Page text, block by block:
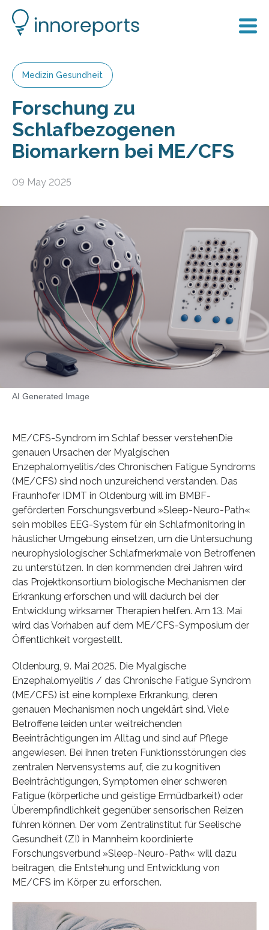
Medizin Gesundheit
Forschung zu
Schlafbezogenen
Biomarkern bei ME/CFS
09 May 2025
AI Generated Image
ME/CFS-Syndrom im Schlaf besser verstehenDie
genauen Ursachen der Myalgischen
Enzephalomyelitis/des Chronischen Fatigue Syndroms
(ME/CFS) sind noch unzureichend verstanden. Das
Fraunhofer IDMT in Oldenburg will im BMBF-
geförderten Forschungsverbund »Sleep-Neuro-Path«
sein mobiles EEG-System für ein Schlafmonitoring in
häuslicher Umgebung einsetzen, um die Untersuchung
neurophysiologischer Schlafmerkmale von Betroffenen
zu unterstützen. In den kommenden drei Jahren wird
das Projektkonsortium biologische Mechanismen der
Erkrankung erforschen und will dadurch bei der
Entwicklung wirksamer Therapien helfen. Am 13. Mai
wird das Vorhaben auf dem ME/CFS-Symposium der
Öffentlichkeit vorgestellt.
Oldenburg, 9. Mai 2025. Die Myalgische
Enzephalomyelitis / das Chronische Fatigue Syndrom
(ME/CFS) ist eine komplexe Erkrankung, deren
genauen Mechanismen noch ungeklärt sind. Viele
Betroffene leiden unter weitreichenden
Beeinträchtigungen im Alltag und sind auf Pflege
angewiesen. Bei ihnen treten Funktionsstörungen des
zentralen Nervensystems auf, die zu kognitiven
Beeinträchtigungen, Symptomen einer schweren
Fatigue (körperliche und geistige Ermüdbarkeit) oder
Überempfindlichkeit gegenüber sensorischen Reizen
führen können. Der vom Zentralinstitut für Seelische
Gesundheit (ZI) in Mannheim koordinierte
Forschungsverbund »Sleep-Neuro-Path« will dazu
beitragen, die Entstehung und Entwicklung von
ME/CFS im Körper zu erforschen.